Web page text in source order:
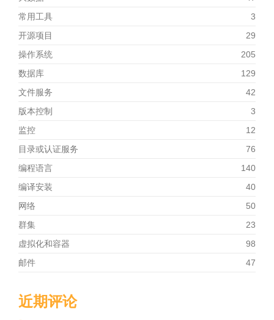
常用工具
3
开源项目
29
操作系统
205
数据库
129
文件服务
42
版本控制
3
监控
12
目录或认证服务
76
编程语言
140
编译安装
40
网络
50
群集
23
虚拟化和容器
98
邮件
47
近期评论